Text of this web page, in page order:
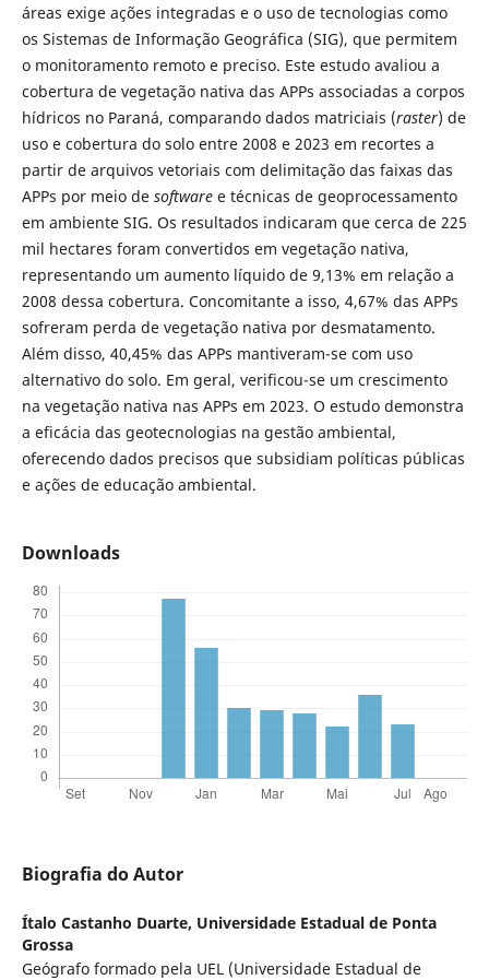
áreas exige ações integradas e o uso de tecnologias como
os Sistemas de Informação Geográfica (SIG), que permitem
o monitoramento remoto e preciso. Este estudo avaliou a
cobertura de vegetação nativa das APPs associadas a corpos
hídricos no Paraná, comparando dados matriciais (raster) de
uso e cobertura do solo entre 2008 e 2023 em recortes a
partir de arquivos vetoriais com delimitação das faixas das
APPs por meio de softwaree técnicas de geoprocessamento
em ambiente SIG. Os resultados indicaram que cerca de 225
mil hectares foram convertidos em vegetação nativa,
representando um aumento líquido de 9,13% em relação a
2008 dessa cobertura. Concomitante a isso, 4,67% das APPs
sofreram perda de vegetação nativa por desmatamento.
Além disso, 40,45% das APPs mantiveram-se com uso
alternativo do solo. Em geral, verificou-se um crescimento
na vegetação nativa nas APPs em 2023. O estudo demonstra
a eficácia das geotecnologias na gestão ambiental,
oferecendo dados precisos que subsidiam políticas públicas
e ações de educação ambiental.
Downloads
Biografia do Autor
Ítalo Castanho Duarte, Universidade Estadual de Ponta
Grossa
Geógrafo formado pela UEL (Universidade Estadual de